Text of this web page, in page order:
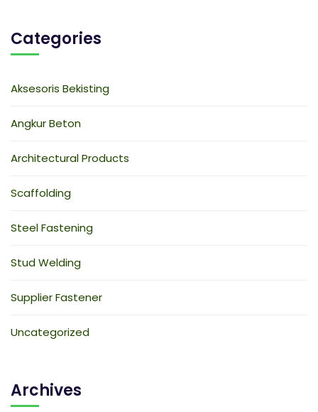
Categories
Aksesoris Bekisting
Angkur Beton
Architectural Products
Scaffolding
Steel Fastening
Stud Welding
Supplier Fastener
Uncategorized
Archives